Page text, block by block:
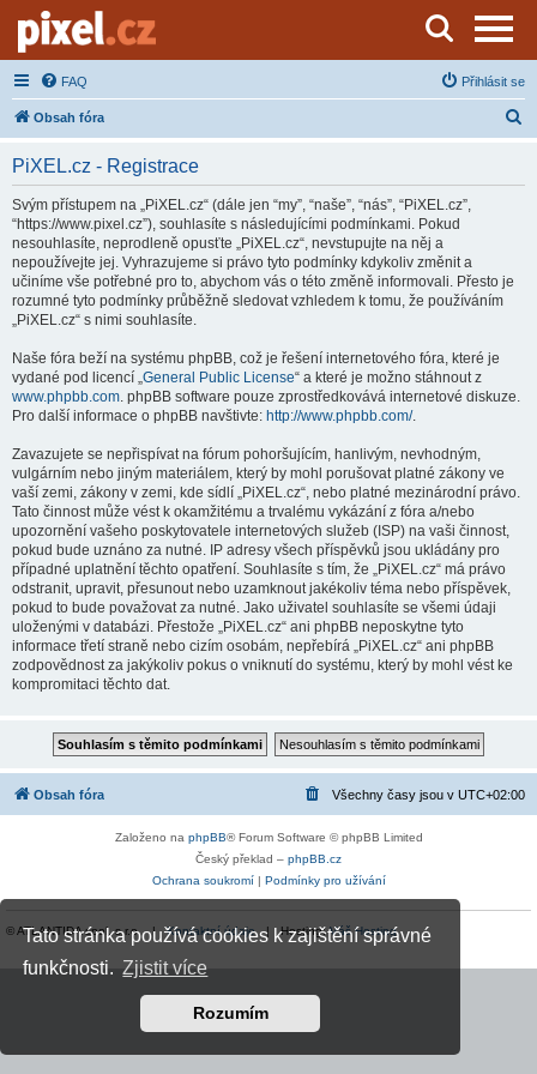
Tato stránka používá cookies k zajištění správné
funkčnosti. Zjistit více
Rozumím
Server o natáčení a zpracování videa
FAQ Přihlásit se
Obsah fóra
PiXEL.cz - Registrace
Svým přístupem na „PiXEL.cz“ (dále jen “my”, “naše”, “nás”, “PiXEL.cz”,
“https://www.pixel.cz”), souhlasíte s následujícími podmínkami. Pokud
nesouhlasíte, neprodleně opusťte „PiXEL.cz“, nevstupujte na něj a
nepoužívejte jej. Vyhrazujeme si právo tyto podmínky kdykoliv změnit a
učiníme vše potřebné pro to, abychom vás o této změně informovali. Přesto je
rozumné tyto podmínky průběžně sledovat vzhledem k tomu, že používáním
„PiXEL.cz“ s nimi souhlasíte.
Naše fóra beží na systému phpBB, což je řešení internetového fóra, které je
vydané pod licencí „General Public License“ a které je možno stáhnout z
www.phpbb.com. phpBB software pouze zprostředkovává internetové diskuze.
Pro další informace o phpBB navštivte: http://www.phpbb.com/.
Zavazujete se nepřispívat na fórum pohoršujícím, hanlivým, nevhodným,
vulgárním nebo jiným materiálem, který by mohl porušovat platné zákony ve
vaší zemi, zákony v zemi, kde sídlí „PiXEL.cz“, nebo platné mezinárodní právo.
Tato činnost může vést k okamžitému a trvalému vykázání z fóra a/nebo
upozornění vašeho poskytovatele internetových služeb (ISP) na vaši činnost,
pokud bude uznáno za nutné. IP adresy všech příspěvků jsou ukládány pro
případné uplatnění těchto opatření. Souhlasíte s tím, že „PiXEL.cz“ má právo
odstranit, upravit, přesunout nebo uzamknout jakékoliv téma nebo příspěvek,
pokud to bude považovat za nutné. Jako uživatel souhlasíte se všemi údaji
uloženými v databázi. Přestože „PiXEL.cz“ ani phpBB neposkytne tyto
informace třetí straně nebo cizím osobám, nepřebírá „PiXEL.cz“ ani phpBB
zodpovědnost za jakýkoliv pokus o vniknutí do systému, který by mohl vést ke
kompromitaci těchto dat.
Obsah fóra Všechny časy jsou v UTC+02:00
Založeno na phpBB® Forum Software © phpBB Limited
Český překlad – phpBB.cz
Ochrana soukromí| Podmínky pro užívání
© ATLANTIDA spol. s r.o. |Kontaktní údaje| Hosting:Váš Hosting